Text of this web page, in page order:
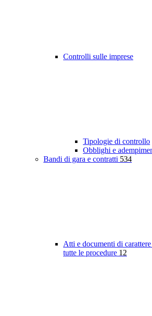
Controlli sulle imprese
Tipologie di controllo
Obblighi e
Bandi di gara e contratti 534
Atti e documenti di
tutte le procedure 12